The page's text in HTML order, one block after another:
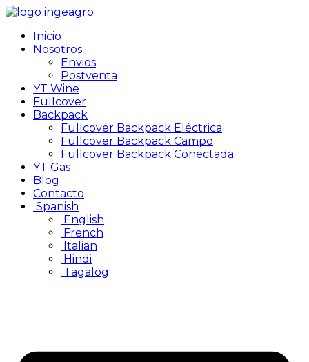
Inicio
Nosotros
Envios
Postventa
YT Wine
Fullcover
Backpack
Fullcover Backpack Eléctrica
Fullcover Backpack Campo
Fullcover Backpack Conectada
YT Gas
Blog
Contacto
Spanish
English
French
Italian
Hindi
Tagalog